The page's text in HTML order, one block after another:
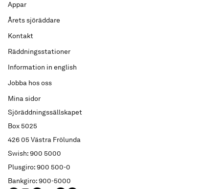
Sjöräddningssällskapet
Box 5025
426 05 Västra Frölunda
Swish: 900 5000
Plusgiro: 900 500-0
Bankgiro: 900-5000
Appar
Årets sjöräddare
Kontakt
Räddningsstationer
Information in english
Jobba hos oss
Mina sidor